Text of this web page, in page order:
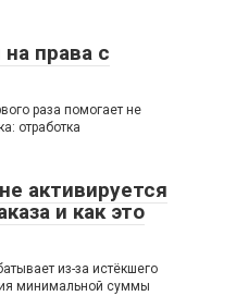
права с
раза помогает не
отработка
активируется
и как это
из-за истёкшего
минимальной суммы